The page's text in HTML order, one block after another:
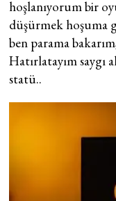
hoşlanıyorum bir
düşürmek hoşuma
ben parama
Hatırlatayım saygı
statü..